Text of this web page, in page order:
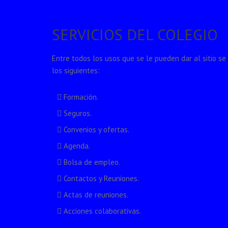
SERVICIOS DEL COLEGIO
Entre todos los usos que se le pueden dar al sitio
los siguientes:
Formación.
Seguros.
Convenios y ofertas.
Agenda.
Bolsa de empleo.
Contactos y Reuniones.
Actas de reuniones.
Acciones colaborativas.